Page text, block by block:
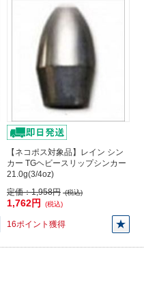
【ネコポス対象品】レイン シン
カー TGヘビースリップシンカー
21.0g(3/4oz)
定価：1,958円 (税込)
1,762円 (税込)
16ポイント獲得